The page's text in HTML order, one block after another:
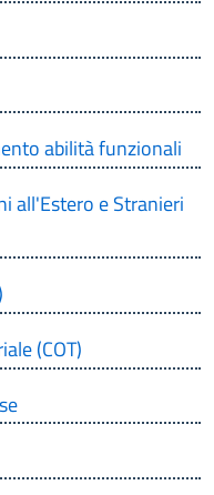
abilità funzionali
all'Estero e Stranieri
(COT)